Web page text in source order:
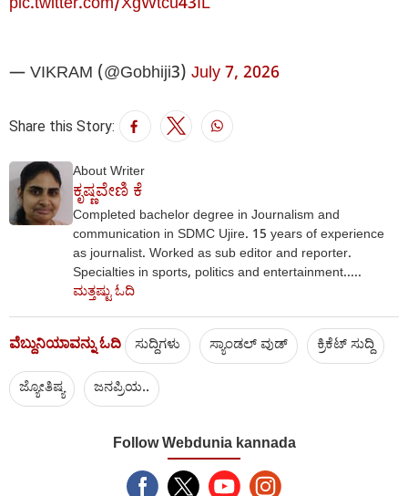
— VIKRAM (@Gobhiji3) July 7, 2026
Share this Story:
About Writer
ಕೃಷ್ಣವೇಣಿ ಕೆ
Completed bachelor degree in Journalism and
communication in SDMC Ujire. 15 years of experience
as journalist. Worked as sub editor and reporter.
Specialties in sports, politics and entertainment.....
ಮತ್ತಷ್ಟು ಓದಿ
ವೆಬ್ದುನಿಯಾವನ್ನು ಓದಿ ಸುದ್ದಿಗಳು ಸ್ಯಾಂಡಲ್ ವುಡ್ ಕ್ರಿಕೆಟ್‌ ಸುದ್ದಿ
ಜ್ಯೋತಿಷ್ಯ ಜನಪ್ರಿಯ..
Follow Webdunia kannada